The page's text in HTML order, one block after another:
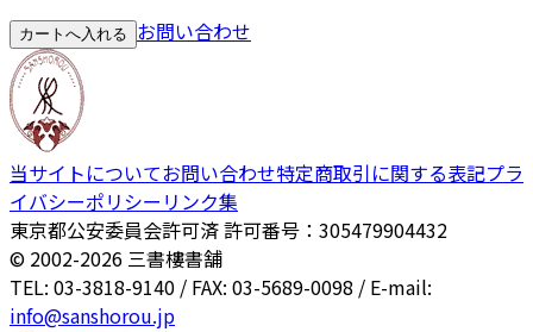
カートへ入れる お問い合わせ
当サイトについてお問い合わせ特定商取引に関する表記プラ
イバシーポリシー リンク集
東京都公安委員会許可済 許可番号：305479904432
© 2002-2026 三書樓書舗
TEL: 03-3818-9140 / FAX: 03-5689-0098 / E-mail:
info@sanshorou.jp